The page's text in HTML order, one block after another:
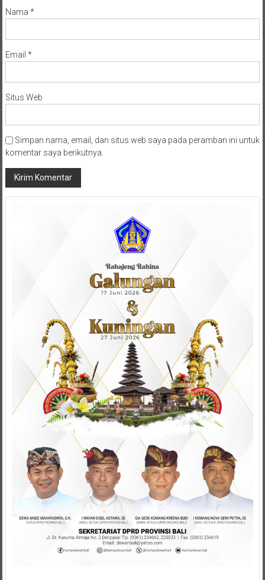
Nama *
Email *
Situs Web
Simpan nama, email, dan situs web saya pada peramban ini untuk
komentar saya berikutnya.